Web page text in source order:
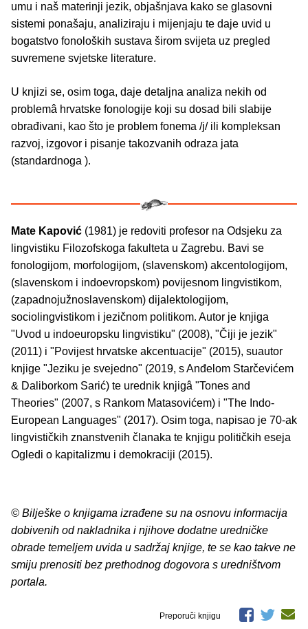
umu i naš materinji jezik, objašnjava kako se glasovni
sistemi ponašaju, analiziraju i mijenjaju te daje uvid u
bogatstvo fonoloških sustava širom svijeta uz pregled
suvremene svjetske literature.
U knjizi se, osim toga, daje detaljna analiza nekih od
problemâ hrvatske fonologije koji su dosad bili slabije
obrađivani, kao što je problem fonema /j/ ili kompleksan
razvoj, izgovor i pisanje takozvanih odraza jata
(standardnoga ).
Mate Kapović (1981) je redoviti profesor na Odsjeku za
lingvistiku Filozofskoga fakulteta u Zagrebu. Bavi se
fonologijom, morfologijom, (slavenskom) akcentologijom,
(slavenskom i indoevropskom) povijesnom lingvistikom,
(zapadnojužnoslavenskom) dijalektologijom,
sociolingvistikom i jezičnom politikom. Autor je knjiga
"Uvod u indoeuropsku lingvistiku" (2008), "Čiji je jezik"
(2011) i "Povijest hrvatske akcentuacije" (2015), suautor
knjige "Jeziku je svejedno" (2019, s Anđelom Starčevićem
& Daliborkom Sarić) te urednik knjigâ "Tones and
Theories" (2007, s Rankom Matasovićem) i "The Indo-
European Languages" (2017). Osim toga, napisao je 70-ak
lingvističkih znanstvenih članaka te knjigu političkih eseja
Ogledi o kapitalizmu i demokraciji (2015).
© Bilješke o knjigama izrađene su na osnovu informacija
dobivenih od nakladnika i njihove dodatne uredničke
obrade temeljem uvida u sadržaj knjige, te se kao takve ne
smiju prenositi bez prethodnog dogovora s uredništvom
portala.
Preporuči knjigu